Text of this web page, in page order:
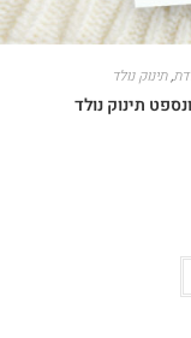
,תינוק נולד
תינוק נולד